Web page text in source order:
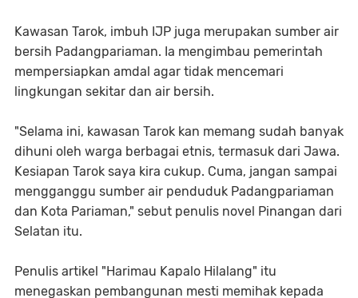
Kawasan Tarok, imbuh IJP juga merupakan sumber air
bersih Padangpariaman. Ia mengimbau pemerintah
mempersiapkan amdal agar tidak mencemari
lingkungan sekitar dan air bersih.
"Selama ini, kawasan Tarok kan memang sudah banyak
dihuni oleh warga berbagai etnis, termasuk dari Jawa.
Kesiapan Tarok saya kira cukup. Cuma, jangan sampai
mengganggu sumber air penduduk Padangpariaman
dan Kota Pariaman," sebut penulis novel Pinangan dari
Selatan itu.
Penulis artikel "Harimau Kapalo Hilalang" itu
menegaskan pembangunan mesti memihak kepada